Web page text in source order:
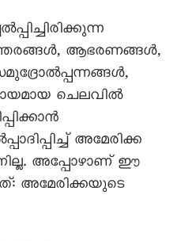
ആഭരണങ്ങൾ,
ചെലവിൽ
അമേരിക്ക
അപ്പോഴാണ് ഈ
അമേരിക്കയുടെ